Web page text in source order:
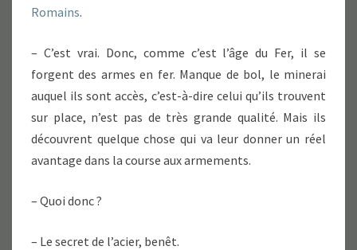
Romains.
– C’est vrai. Donc, comme c’est l’âge du Fer, il se
forgent des armes en fer. Manque de bol, le minerai
auquel ils sont accès, c’est-à-dire celui qu’ils trouvent
sur place, n’est pas de très grande qualité. Mais ils
découvrent quelque chose qui va leur donner un réel
avantage dans la course aux armements.
– Quoi donc ?
– Le secret de l’acier, benêt.